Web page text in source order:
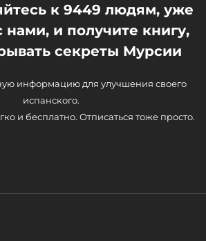
к 9449 людям, уже
и получите книгу,
секреты Мурсии
информацию для улучшения своего
испанского.
и бесплатно. Отписаться тоже просто.